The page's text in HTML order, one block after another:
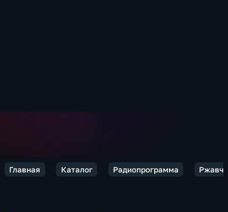
Главная Каталог Радиопрограмма